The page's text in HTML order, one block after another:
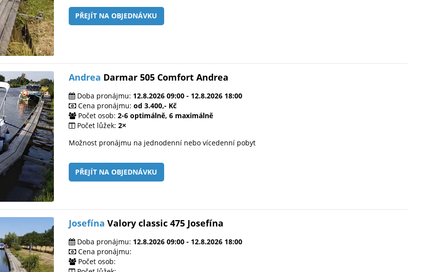
PŘEJÍT NA OBJEDNÁVKU
Andrea Darmar 505 Comfort Andrea
Doba pronájmu: 12.8.2026 09:00 - 12.8.2026 18:00
Cena pronájmu: od 3.400,- Kč
Počet osob: 2-6 optimálně, 6 maximálně
Počet lůžek: 2×
Možnost pronájmu na jednodenní nebo vícedenní pobyt
PŘEJÍT NA OBJEDNÁVKU
Josefína Valory classic 475 Josefína
Doba pronájmu: 12.8.2026 09:00 - 12.8.2026 18:00
Cena pronájmu:
Počet osob: